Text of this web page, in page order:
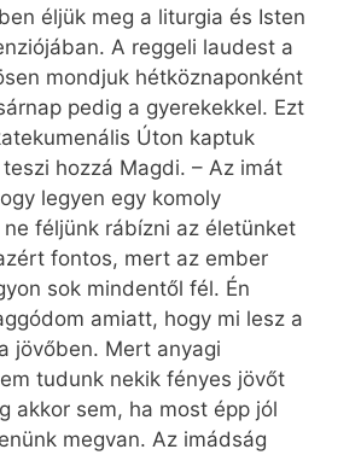
éljük meg a liturgia és Isten
A reggeli laudest a
mondjuk hétköznaponként
pedig a gyerekekkel. Ezt
Úton kaptuk
hozzá Magdi. – Az imát
legyen egy komoly
féljünk rábízni az életünket
fontos, mert az ember
sok mindentől fél. Én
amiatt, hogy mi lesz a
jövőben. Mert anyagi
tudunk nekik fényes jövőt
akkor sem, ha most épp jól
megvan. Az imádság